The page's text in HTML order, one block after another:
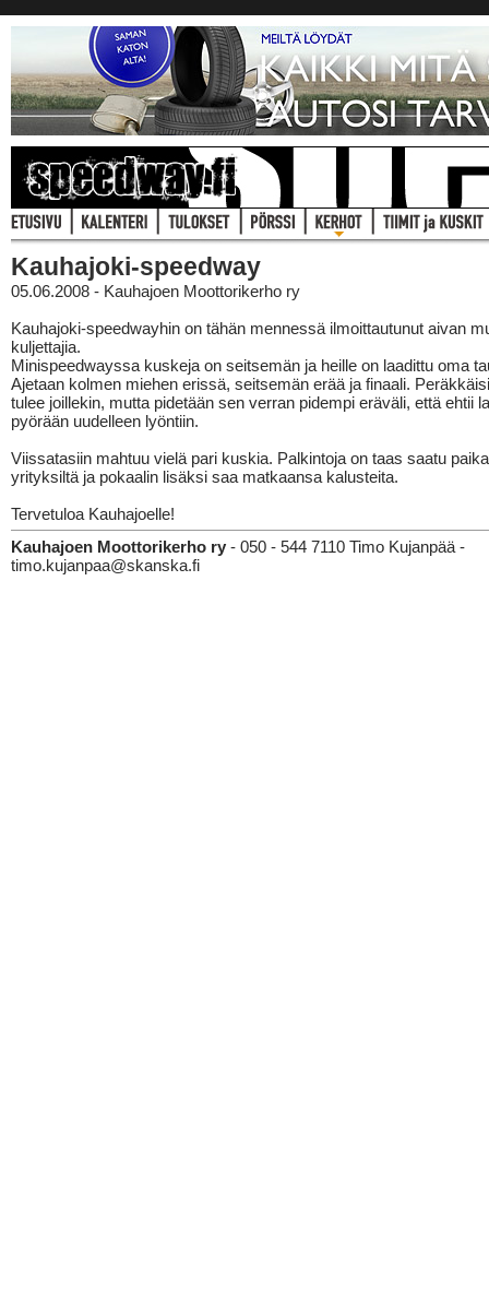
Kauhajoki-speedway
05.06.2008 - Kauhajoen Moottorikerho ry
Kauhajoki-speedwayhin on tähän mennessä ilmoittautunut aivan
kuljettajia.
Minispeedwayssa kuskeja on seitsemän ja heille on laadittu oma
Ajetaan kolmen miehen erissä, seitsemän erää ja finaali.
tulee joillekin, mutta pidetään sen verran pidempi eräväli, että ehtii
pyörään uudelleen lyöntiin.
Viissatasiin mahtuu vielä pari kuskia. Palkintoja on taas saatu
yrityksiltä ja pokaalin lisäksi saa matkaansa kalusteita.
Tervetuloa Kauhajoelle!
Kauhajoen Moottorikerho ry - 050 - 544 7110 Timo Kujanpää -
timo.kujanpaa@skanska.fi